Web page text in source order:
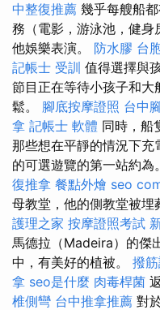
中整復推薦 幾乎每艘船
務（電影，游泳池，健
他娛樂表演。 防水膠 台
記帳士 受訓 值得選擇與
節目正在等待小孩子和
鬆。 腳底按摩證照 台中
拿 記帳士 軟體 同時，船
那些想在平靜的情況下
的可選遊覽的第一站約為
復推拿 餐點外燴 seo
母教堂，他的側教堂被埋
護理之家 按摩證照考試
馬德拉（Madeira）的傑
中，有美好的植被。 撥
拿 seo是什麼 肉毒桿菌
椎側彎 台中推拿推薦 對